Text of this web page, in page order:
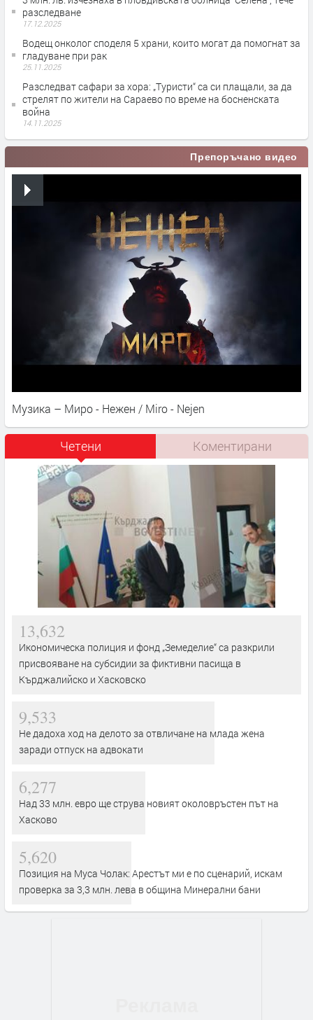
разследване
17.12.2025
Водещ онколог споделя 5 храни, които могат да помогнат за
гладуване при рак
25.11.2025
Разследват сафари за хора: „Туристи“ са си плащали, за да
стрелят по жители на Сараево по време на босненската
война
14.11.2025
Препоръчано видео
Музика – Миро - Нежен / Miro - Nejen
Четени Коментирани
13,632
Икономическа полиция и фонд „Земеделие“ са разкрили
присвояване на субсидии за фиктивни пасища в
Кърджалийско и Хасковско
9,533
Не дадоха ход на делото за отвличане на млада жена
заради отпуск на адвокати
6,277
Над 33 млн. евро ще струва новият околовръстен път на
Хасково
5,620
Позиция на Муса Чолак: Арестът ми е по сценарий, искам
проверка за 3,3 млн. лева в община Минерални бани